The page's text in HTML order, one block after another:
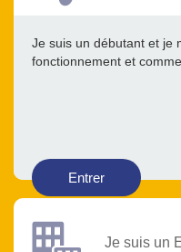
Je suis un débutant et je
fonctionnement et
Entrer
Je suis un